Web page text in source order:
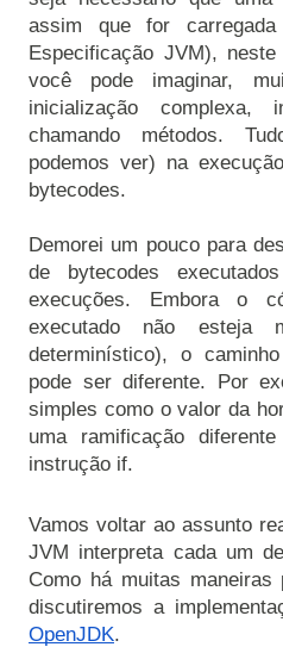
assim que for
Especificação JVM),
você pode imaginar,
inicialização complexa,
chamando métodos.
podemos ver) na
Demorei um pouco para
de bytecodes
execuções. Embora o
executado não esteja
determinístico), o
pode ser diferente. Por
simples como o valor da
uma ramificação
instrução if.
Vamos voltar ao assunto
JVM interpreta cada um
Como há muitas
discutiremos a
OpenJDK.